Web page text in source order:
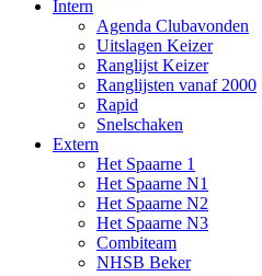
Intern
Agenda Clubavonden
Uitslagen Keizer
Ranglijst Keizer
Ranglijsten vanaf 2000
Rapid
Snelschaken
Extern
Het Spaarne 1
Het Spaarne N1
Het Spaarne N2
Het Spaarne N3
Combiteam
NHSB Beker